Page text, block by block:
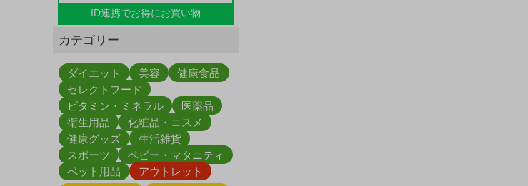
ID連携でお得にお買い物
カテゴリー
ダイエット 美容
健康食品
セレクトフード
ビタミン・ミネラル
医薬品
衛生用品
化粧品・コスメ
健康グッズ
生活雑貨
スポーツ
ベビー・マタニティ
ペット用品
アウトレット